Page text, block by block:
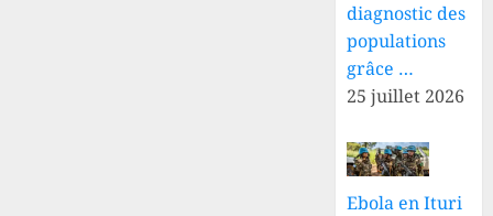
diagnostic des
populations
grâce …
25 juillet 2026
Ebola en Ituri